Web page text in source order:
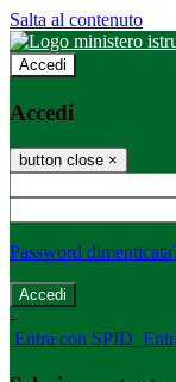
Salta al contenuto
Accedi
Accedi
button close ×
Password
-
Entra con SPID